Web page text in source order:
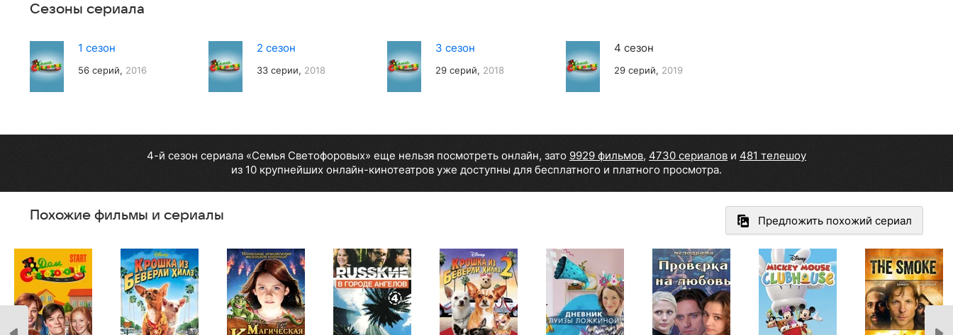
Сезоны сериала
1 сезон
56 серий, 2016
2 сезон
33 серии, 2018
3 сезон
29 серий, 2018
4 сезон
29 серий, 2019
4-й сезон сериала «Семья Светофоровых» еще нельзя посмотреть онлайн, зато 9929 фильмов, 4730 сериалов и 481 телешоу
из 10 крупнейших онлайн-кинотеатров уже доступны для бесплатного и платного просмотра.
Предложить похожий сериал
Похожие фильмы и сериалы